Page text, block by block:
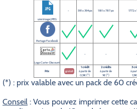
une image JPEG
- 591 x 394 px 1181 x 787 px 1772 x
Partage Facebook
Logo Carte-Discount
- - -
Prix gratuit
1 crédit
à partir de
0,5€ (*)
2 crédits
à partir de
1€ (*)
3
à
(*) : prix valable avec un pack de 60
Conseil : Vous pouvez imprimer cette